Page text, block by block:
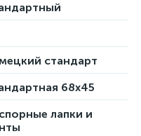
стандарт
68х45
лапки и